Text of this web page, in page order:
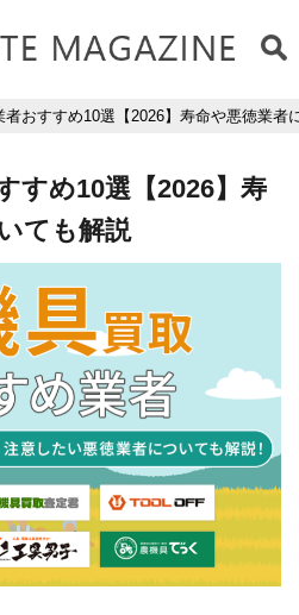
者おすすめ10選【2026】寿命や悪徳業者
すめ10選【2026】寿
ても解説